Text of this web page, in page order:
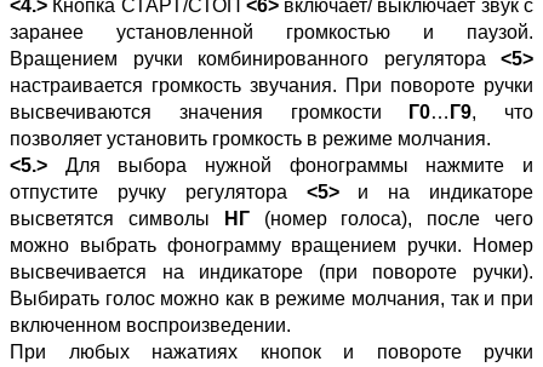
<4.> Кнопка СТАРТ/СТОП <6>включает/ выключает звук с
заранее установленной громкостью и паузой.
Вращением ручки комбинированного регулятора <5>
настраивается громкость звучания. При повороте ручки
высвечиваются значения громкости
Г0… Г9, что
позволяет установить громкость в режиме молчания.
<5.> Для выбора нужной фонограммы нажмите и
отпустите ручку регулятора <5>и на индикаторе
высветятся символы
НГ(номер голоса), после чего
можно выбрать фонограмму вращением ручки. Номер
высвечивается на индикаторе (при повороте ручки).
Выбирать голос можно как в режиме молчания, так и при
включенном воспроизведении.
При любых нажатиях кнопок и повороте ручки